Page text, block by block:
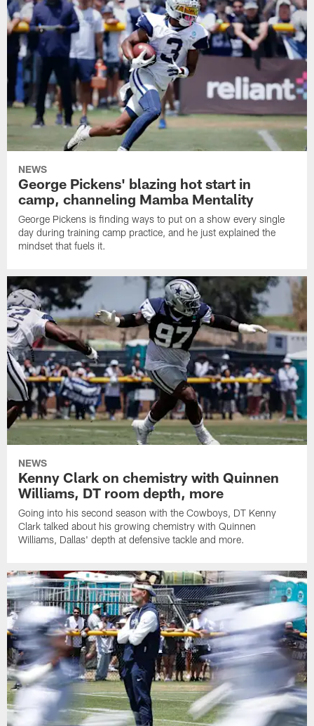
NEWS
George Pickens' blazing hot start in
camp, channeling Mamba Mentality
George Pickens is finding ways to put on a show every single
day during training camp practice, and he just explained the
mindset that fuels it.
NEWS
Kenny Clark on chemistry with Quinnen
Williams, DT room depth, more
Going into his second season with the Cowboys, DT Kenny
Clark talked about his growing chemistry with Quinnen
Williams, Dallas' depth at defensive tackle and more.